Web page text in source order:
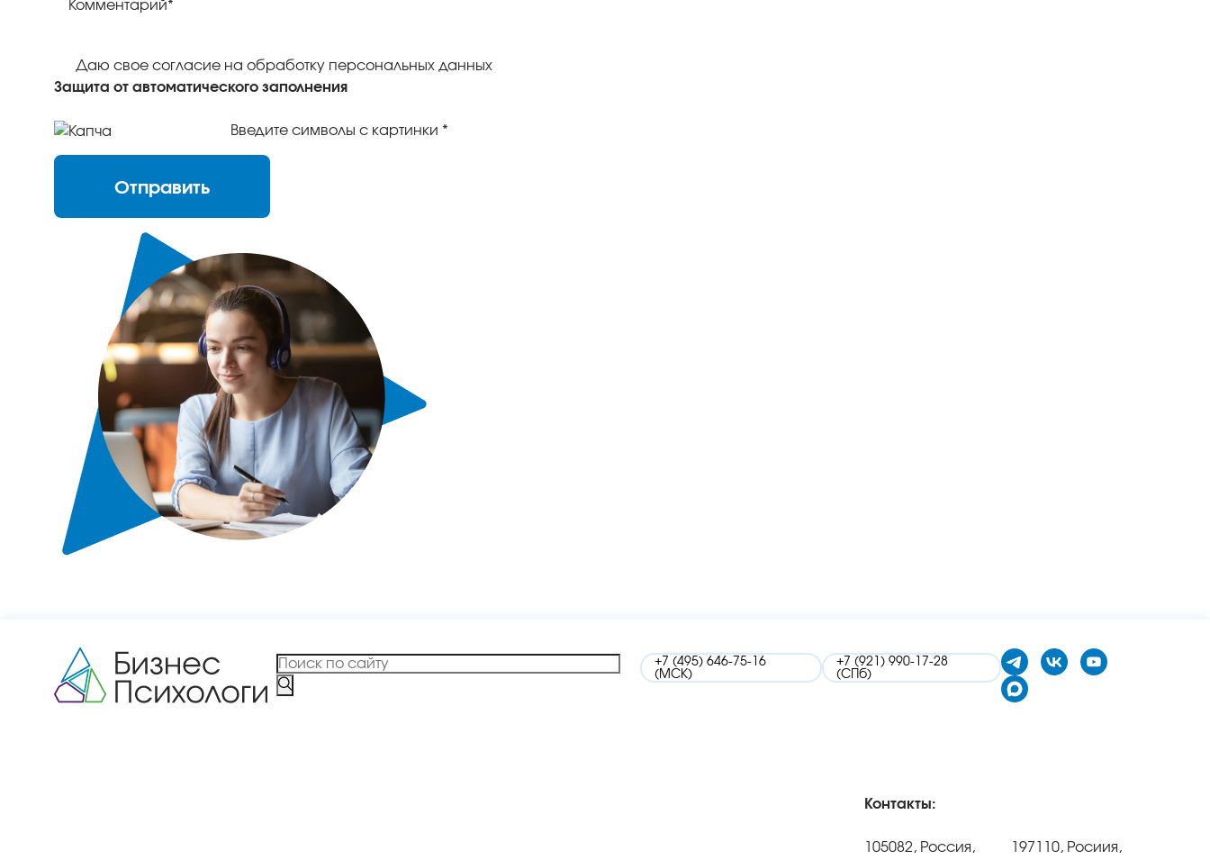
Даю свое согласие на обработку персональных данных
Защита от автоматического заполнения
Отправить
+7 (495) 646-75-16
(МСК)
+7 (921) 990-17-28
(СПб)
Контакты:
105082, Россия, 197110, Росиия,